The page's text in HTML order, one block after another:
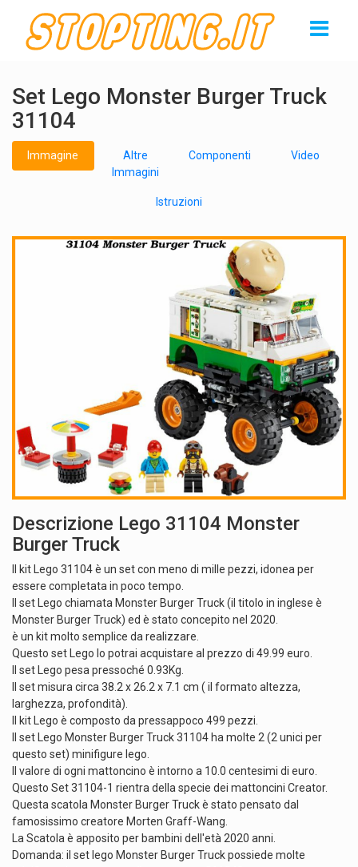
Set Lego Monster Burger Truck
31104
Immagine
Altre
Immagini
Componenti Video
Istruzioni
Descrizione Lego 31104 Monster
Burger Truck
Il kit Lego 31104 è un set con meno di mille pezzi, idonea per
essere completata in poco tempo.
Il set Lego chiamata Monster Burger Truck (il titolo in inglese è
Monster Burger Truck) ed è stato concepito nel 2020.
è un kit molto semplice da realizzare.
Questo set Lego lo potrai acquistare al prezzo di 49.99 euro.
Il set Lego pesa pressoché 0.93Kg.
Il set misura circa 38.2 x 26.2 x 7.1 cm ( il formato altezza,
larghezza, profondità).
Il kit Lego è composto da pressappoco 499 pezzi.
Il set Lego Monster Burger Truck 31104 ha molte 2 (2 unici per
questo set) minifigure lego.
Il valore di ogni mattoncino è intorno a 10.0 centesimi di euro.
Questo Set 31104-1 rientra della specie dei mattoncini Creator.
Questa scatola Monster Burger Truck è stato pensato dal
famosissimo creatore Morten Graff-Wang.
La Scatola è apposito per bambini dell'età 2020 anni.
Domanda: il set lego Monster Burger Truck possiede molte